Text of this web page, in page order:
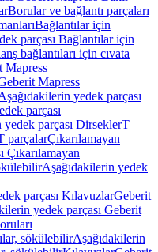
Borular ve bağlantı parçaları
Bağlantılar için
parçası Bağlantılar için
bağlantıları için cıvata
Mapress
Mapress
yedek parçası
parçası
yedek parçası DirseklerT
parçalarÇıkarılamayan
Çıkarılamayan
Aşağıdakilerin yedek
parçası KılavuzlarGeberit
yedek parçası Geberit
sökülebilirAşağıdakilerin